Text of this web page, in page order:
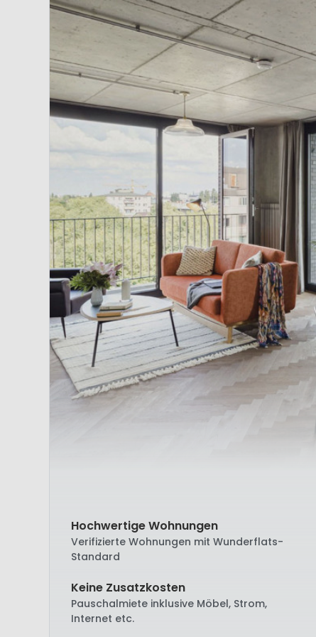
Hochwertige Wohnungen
Verifizierte Wohnungen mit Wunderflats-
Standard
Keine Zusatzkosten
Pauschalmiete inklusive Möbel, Strom,
Internet etc.